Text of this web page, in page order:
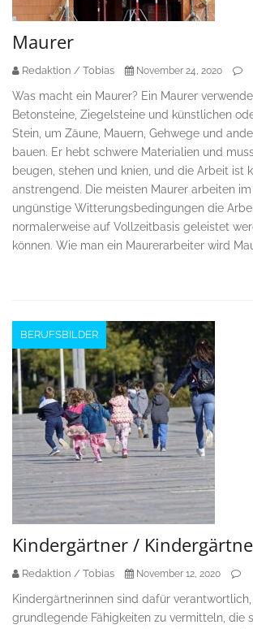
Maurer
Redaktion / Tobias November 24, 2020
Was macht ein Maurer? Ein Maurer
Betonsteine, Ziegelsteine und künstlichen
Stein, um Zäune, Mauern, Gehwege und
bauen. Er hebt schwere Materialien und
beugen, stehen und knien, und die Arbeit ist
anstrengend. Die meisten Maurer arbeiten im
ungünstige Witterungsbedingungen die
normalerweise auf Vollzeitbasis geleistet
können. Wie man ein Maurerarbeiter wird
BERUFSBILDER
Kindergärtner /
Redaktion / Tobias November 12, 2020
Kindergärtnerinnen sind dafür
grundlegende Fähigkeiten zu vermitteln, die